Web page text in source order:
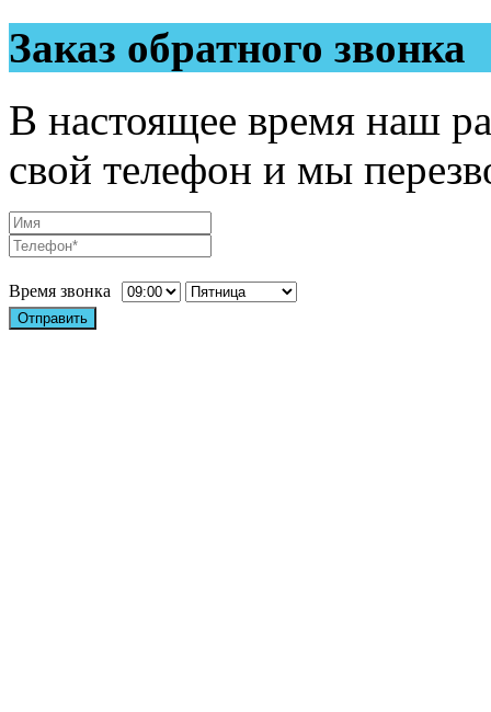
Заказ обратного звонка
В настоящее время наш
свой телефон и мы
Время звонка
Отправить